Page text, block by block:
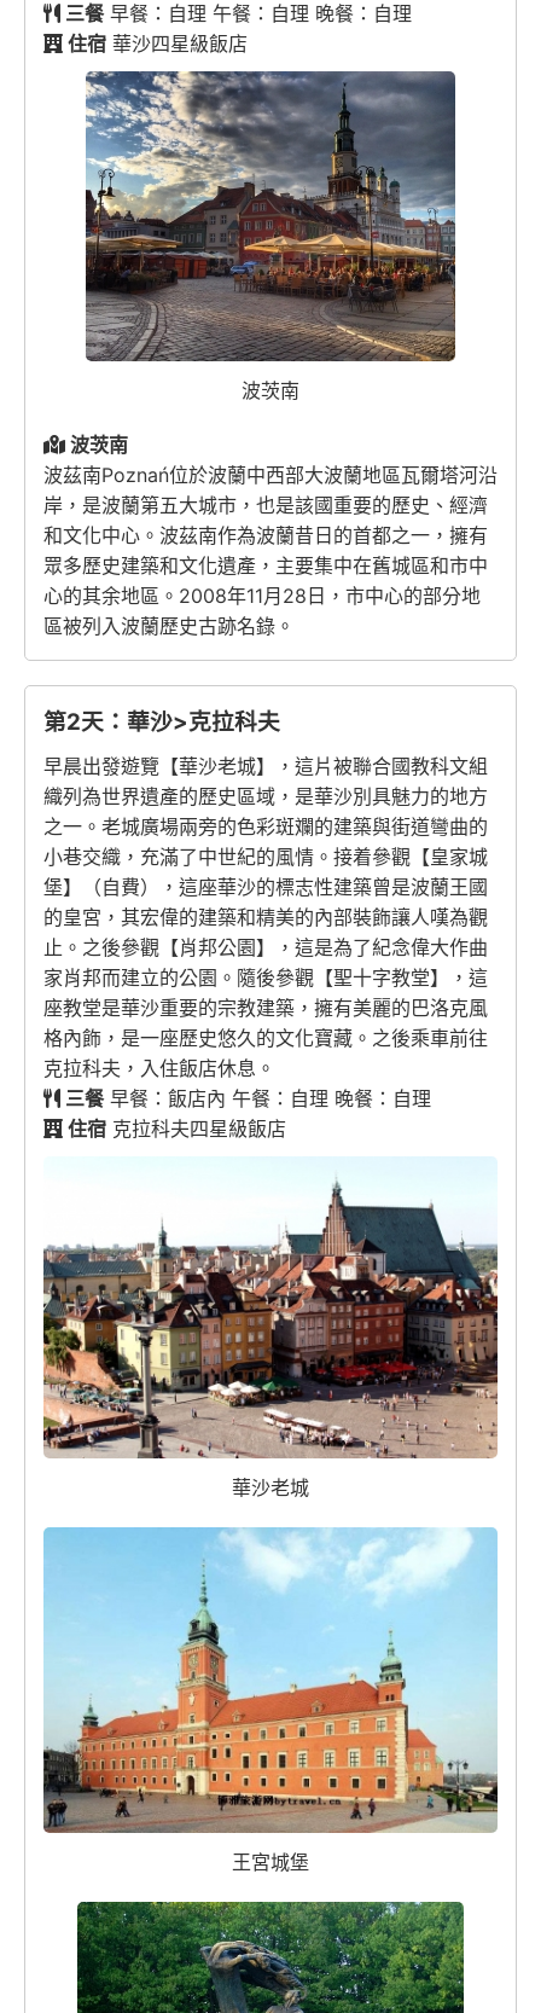
三餐早餐：自理 午餐：自理 晚餐：自理
住宿 華沙四星級飯店
波茨南
波茨南
波茲南Poznań位於波蘭中西部大波蘭地區瓦爾塔河沿
岸，是波蘭第五大城市，也是該國重要的歷史、經濟
和文化中心。波茲南作為波蘭昔日的首都之一，擁有
眾多歷史建築和文化遺產，主要集中在舊城區和市中
心的其余地區。2008年11月28日，市中心的部分地
區被列入波蘭歷史古跡名錄。
第2天：華沙>克拉科夫
早晨出發遊覽【華沙老城】，這片被聯合國教科文組
織列為世界遺產的歷史區域，是華沙別具魅力的地方
之一。老城廣場兩旁的色彩斑斕的建築與街道彎曲的
小巷交織，充滿了中世紀的風情。接着參觀【皇家城
堡】（自費），這座華沙的標志性建築曾是波蘭王國
的皇宮，其宏偉的建築和精美的內部裝飾讓人嘆為觀
止。之後參觀【肖邦公園】，這是為了紀念偉大作曲
家肖邦而建立的公園。隨後參觀【聖十字教堂】，這
座教堂是華沙重要的宗教建築，擁有美麗的巴洛克風
格內飾，是一座歷史悠久的文化寶藏。之後乘車前往
克拉科夫，入住飯店休息。
三餐早餐：飯店內 午餐：自理 晚餐：自理
住宿 克拉科夫四星級飯店
華沙老城
王宮城堡